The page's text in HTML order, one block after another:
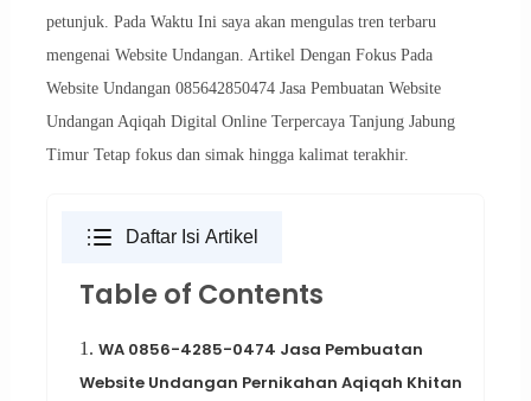
petunjuk. Pada Waktu Ini saya akan mengulas tren terbaru
mengenai Website Undangan. Artikel Dengan Fokus Pada
Website Undangan 085642850474 Jasa Pembuatan Website
Undangan Aqiqah Digital Online Terpercaya Tanjung Jabung
Timur Tetap fokus dan simak hingga kalimat terakhir.
Daftar Isi Artikel
Table of Contents
1. WA 0856-4285-0474 Jasa Pembuatan
Website Undangan Pernikahan Aqiqah Khitan